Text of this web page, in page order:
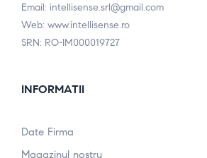
Email: intellisense.srl@gmail.com
Web: www.intellisense.ro
SRN: RO-IM000019727
INFORMATII
Date Firma
Magazinul nostru